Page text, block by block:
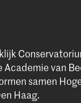
Academie van
samen
Haag.